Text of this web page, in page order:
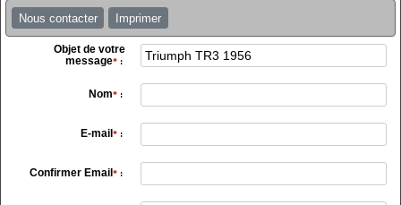
Nous contacter Imprimer
Objet de votre
message*:
Nom*:
E-mail *:
Confirmer Email *: